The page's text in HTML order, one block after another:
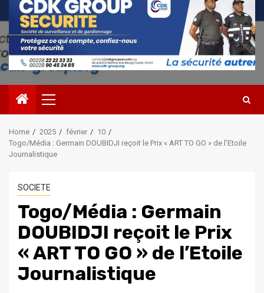
Primary
Menu
Home 2025 février
10
Togo/Média : Germain DOUBIDJI reçoit le Prix « ART TO GO » de l’Etoile
Journalistique
SOCIETE
Togo/Média : Germain
DOUBIDJI reçoit le Prix
« ART TO GO » de l’Etoile
Journalistique